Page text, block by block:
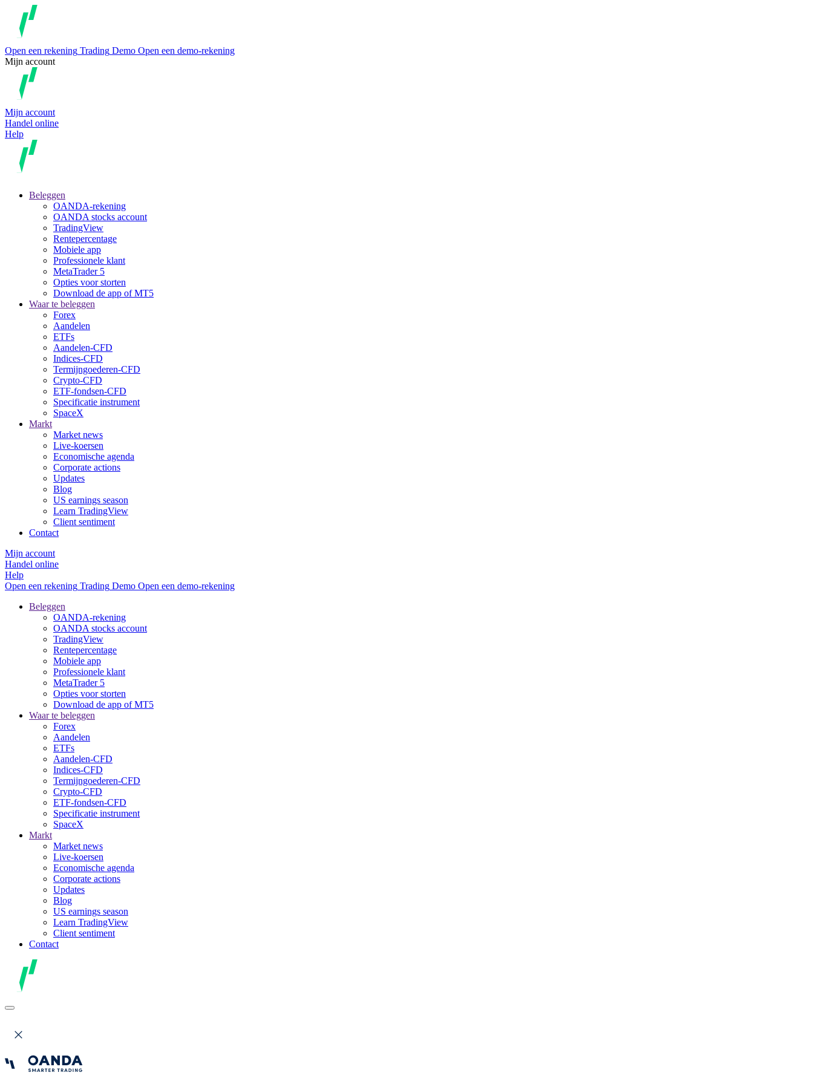
Open een rekening Trading Demo Open een demo-rekening
Mijn account
Mijn account
Handel online
Help
Beleggen
OANDA-rekening
OANDA stocks account
TradingView
Rentepercentage
Mobiele app
Professionele klant
MetaTrader 5
Opties voor storten
Download de app of MT5
Waar te beleggen
Forex
Aandelen
ETFs
Aandelen-CFD
Indices-CFD
Termijngoederen-CFD
Crypto-CFD
ETF-fondsen-CFD
Specificatie instrument
SpaceX
Markt
Market news
Live-koersen
Economische agenda
Corporate actions
Updates
Blog
US earnings season
Learn TradingView
Client sentiment
Contact
Mijn account
Handel online
Help
Open een rekening Trading Demo Open een demo-rekening
Beleggen
OANDA-rekening
OANDA stocks account
TradingView
Rentepercentage
Mobiele app
Professionele klant
MetaTrader 5
Opties voor storten
Download de app of MT5
Waar te beleggen
Forex
Aandelen
ETFs
Aandelen-CFD
Indices-CFD
Termijngoederen-CFD
Crypto-CFD
ETF-fondsen-CFD
Specificatie instrument
SpaceX
Markt
Market news
Live-koersen
Economische agenda
Corporate actions
Updates
Blog
US earnings season
Learn TradingView
Client sentiment
Contact